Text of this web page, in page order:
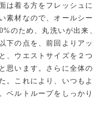
は着る方をフレッシュに
素材なので、オールシー
のため、丸洗いが出来、
下の点を、前回よりアッ
、ウエストサイズを２つ
思います。さらに全体の
。これにより、いつもよ
ベルトループをしっかり